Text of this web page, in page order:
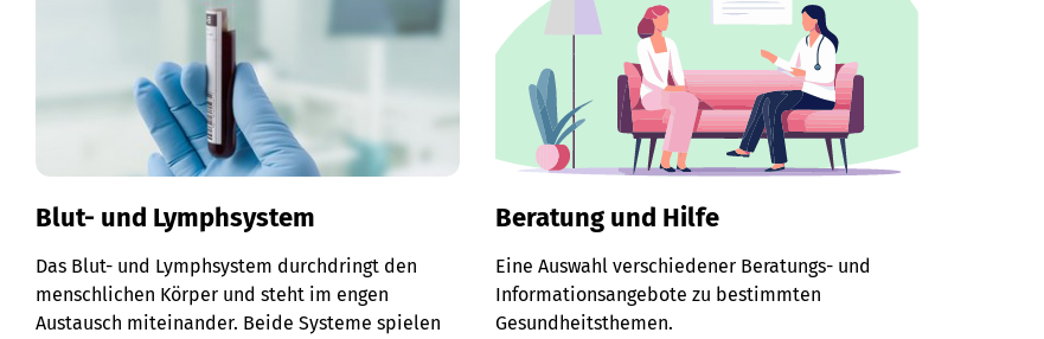
Blut- und Lymphsystem
Das Blut- und Lymphsystem durchdringt den
menschlichen Körper und steht im engen
Austausch miteinander. Beide Systeme spielen
Beratung und Hilfe
Eine Auswahl verschiedener Beratungs- und
Informationsangebote zu bestimmten
Gesundheitsthemen.